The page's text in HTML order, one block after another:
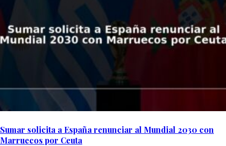
Sumar solicita a España renunciar al Mundial 2030 con
Marruecos por Ceuta